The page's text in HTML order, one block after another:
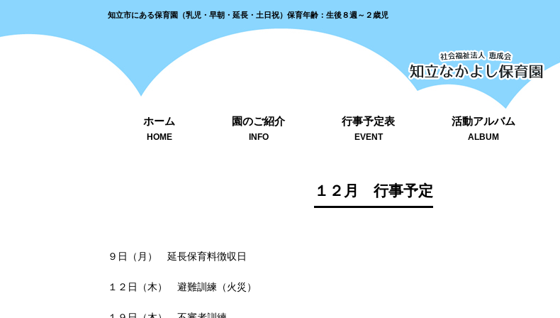
知立市にある保育園（乳児・早朝・延長・土日祝）保育年齢：生後８週～２歳児
ホーム
HOME
園のご紹介
INFO
行事予定表
EVENT
活動アルバム
ALBUM
１２月 行事予定
９日（月） 延長保育料徴収日
１２日（木） 避難訓練（火災）